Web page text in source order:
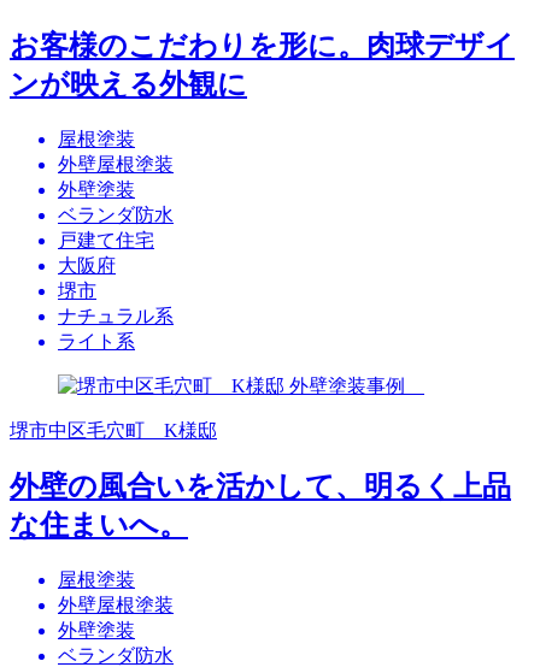
お客様のこだわりを形に。肉球デザイ
ンが映える外観に
屋根塗装
外壁屋根塗装
外壁塗装
ベランダ防水
戸建て住宅
大阪府
堺市
ナチュラル系
ライト系
堺市中区毛穴町 K様邸
外壁の風合いを活かして、明るく上品
な住まいへ。
屋根塗装
外壁屋根塗装
外壁塗装
ベランダ防水